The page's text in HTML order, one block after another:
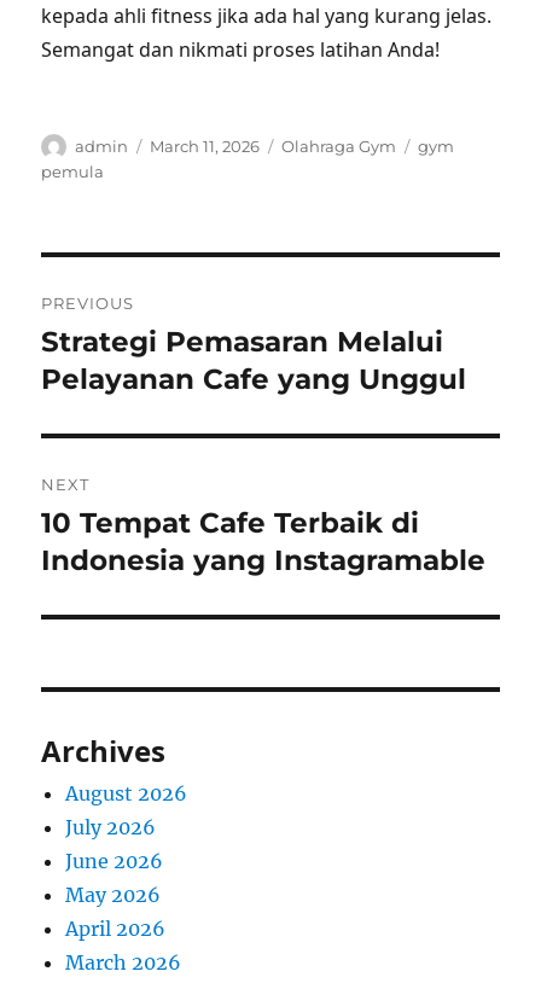
kepada ahli fitness jika ada hal yang kurang jelas.
Semangat dan nikmati proses latihan Anda!
Author
admin
Posted
March 11, 2026 Categories
Olahraga Gym Tags
gym
pemula
navigation
PREVIOUS
Previous
post:
Strategi Pemasaran Melalui
Pelayanan Cafe yang Unggul
NEXT
Next
post:
10 Tempat Cafe Terbaik di
Indonesia yang Instagramable
Archives
August 2026
July 2026
June 2026
May 2026
April 2026
March 2026